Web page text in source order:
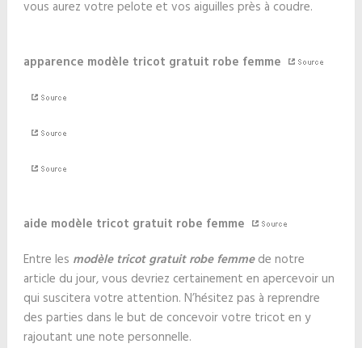
vous aurez votre pelote et vos aiguilles près à coudre.
apparence modèle tricot gratuit robe femme
aide modèle tricot gratuit robe femme
Entre les modèle tricot gratuit robe femmede notre
article du jour, vous devriez certainement en apercevoir un
qui suscitera votre attention. N’hésitez pas à reprendre
des parties dans le but de concevoir votre tricot en y
rajoutant une note personnelle.